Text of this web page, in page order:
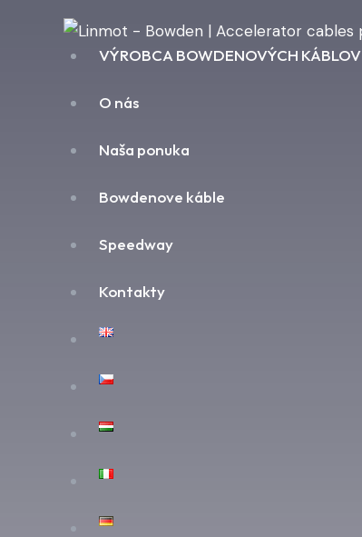
VÝROBCA BOWDENOVÝCH KÁBLOV
O nás
Naša ponuka
Bowdenove káble
Speedway
Kontakty